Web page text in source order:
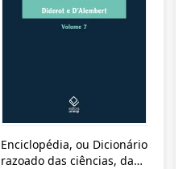
Enciclopédia, ou Dicionário
razoado das ciências, das